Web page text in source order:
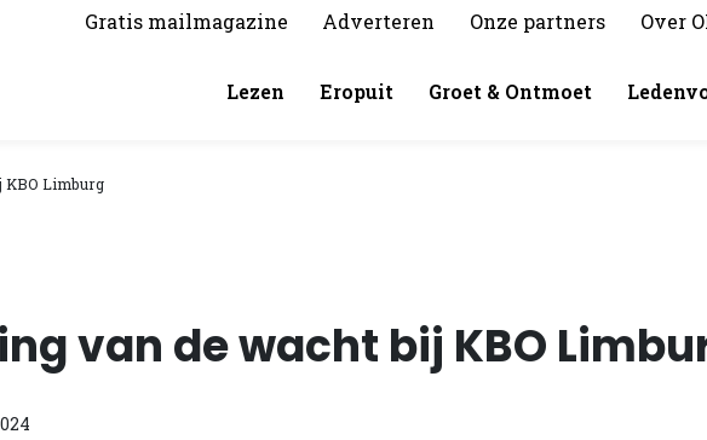
Gratis mailmagazine Adverteren Onze partners Over
Lezen Eropuit Groet & Ontmoet
KBO Limburg
van de wacht bij KBO